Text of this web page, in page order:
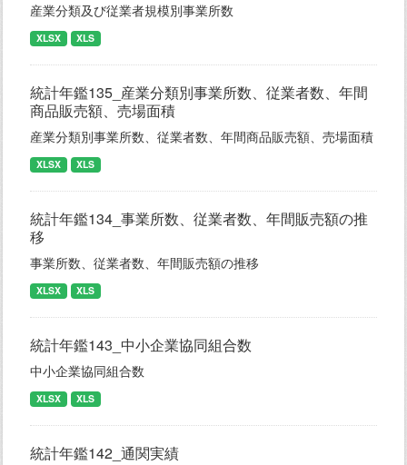
産業分類及び従業者規模別事業所数
XLSX XLS
統計年鑑135_産業分類別事業所数、従業者数、年間
商品販売額、売場面積
産業分類別事業所数、従業者数、年間商品販売額、売場面積
XLSX XLS
統計年鑑134_事業所数、従業者数、年間販売額の推
移
事業所数、従業者数、年間販売額の推移
XLSX XLS
統計年鑑143_中小企業協同組合数
中小企業協同組合数
XLSX XLS
統計年鑑142_通関実績